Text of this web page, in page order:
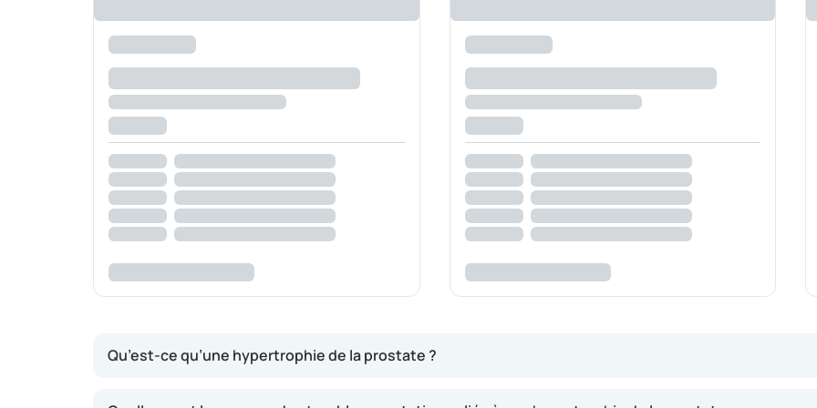
Qu’est-ce qu’une hypertrophie de la prostate ?
Chez chaque homme, la prostate continue de croître. Ce phénomène est lié à l’influence de l’hormone